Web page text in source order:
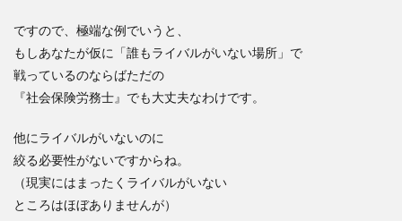
ですので、極端な例でいうと、
もしあなたが仮に「誰もライバルがいない場所」で
戦っているのならばただの
『社会保険労務士』でも大丈夫なわけです。
他にライバルがいないのに
絞る必要性がないですからね。
（現実にはまったくライバルがいない
ところはほぼありませんが）